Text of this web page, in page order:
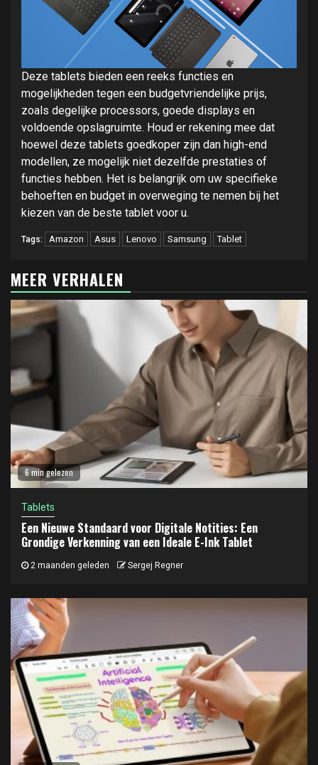
Deze tablets bieden een reeks functies en
mogelijkheden tegen een budgetvriendelijke prijs,
zoals degelijke processors, goede displays en
voldoende opslagruimte. Houd er rekening mee dat
hoewel deze tablets goedkoper zijn dan high-end
modellen, ze mogelijk niet dezelfde prestaties of
functies hebben. Het is belangrijk om uw specifieke
behoeften en budget in overweging te nemen bij het
kiezen van de beste tablet voor u.
Tags: Amazon Asus Lenovo Samsung Tablet
MEER VERHALEN
6 min gelezen
Tablets
Een Nieuwe Standaard voor Digitale Notities: Een
Grondige Verkenning van een Ideale E-Ink Tablet
2 maanden geleden Sergej Regner